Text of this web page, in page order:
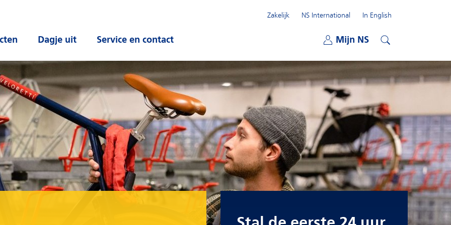
Dagje uit
Service en contact
Mijn NS
Zakelijk
NS International
In English